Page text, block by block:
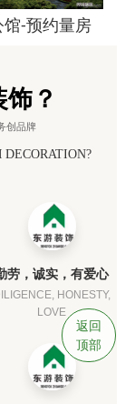
-预约量房
？
创品牌
劳，诚实，有爱心
HONESTY,
LOVE
返回
顶部